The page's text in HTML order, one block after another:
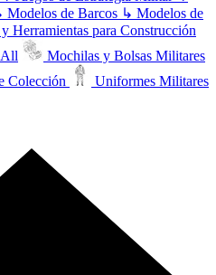
Modelos de Barcos ↳ Modelos de
Herramientas para Construcción
Mochilas y Bolsas Militares
Colección
Uniformes Militares